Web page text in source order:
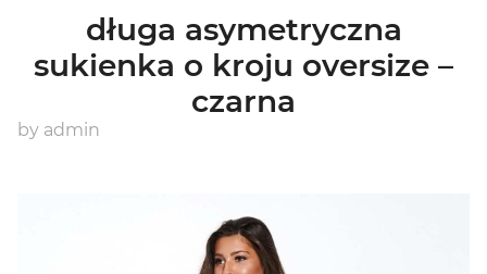
długa asymetryczna
sukienka o kroju oversize –
czarna
by admin